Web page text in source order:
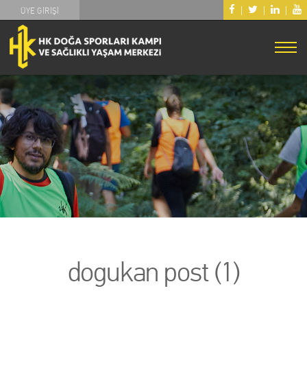
| | |
ÜYE GİRİŞİ
dogukan post (1)